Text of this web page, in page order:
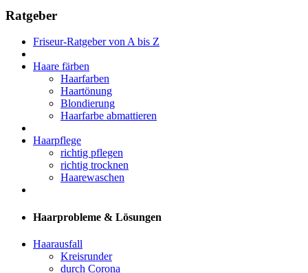
Ratgeber
Friseur-Ratgeber von A bis Z
Haare färben
Haarfarben
Haartönung
Blondierung
Haarfarbe abmattieren
Haarpflege
richtig pflegen
richtig trocknen
Haarewaschen
Haarprobleme & Lösungen
Haarausfall
Kreisrunder
durch Corona